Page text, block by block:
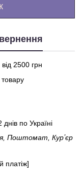
2500 грн
по Україні
Поштомат, Курʼєр
платіж]